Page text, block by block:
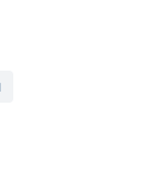
3月～5月）
と安定する。
生する強い
吹き荒れ、
た、夏の雨
刻な現象は